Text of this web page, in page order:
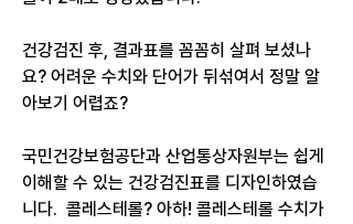
건강검진 후, 결과표를 꼼꼼히 살펴 보셨나
요? 어려운 수치와 단어가 뒤섞여서 정말 알
아보기 어렵죠?
국민건강보험공단과 산업통상자원부는 쉽게
이해할 수 있는 건강검진표를 디자인하였습
니다.  콜레스테롤? 아하! 콜레스테롤 수치가